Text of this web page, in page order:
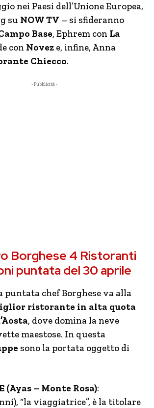
nei Paesi dell’Unione Europea,
su NOW TV – si sfideranno
Base, Ephrem con La
con Novez e, infine, Anna
Chiecco.
- Pubblicità -
Borghese 4 Ristoranti
puntata del 30 aprile
puntata chef Borghese va alla
ristorante in alta quota
, dove domina la neve
maestose. In questa
sono la portata oggetto di
(Ayas – Monte Rosa):
“la viaggiatrice”, è la titolare